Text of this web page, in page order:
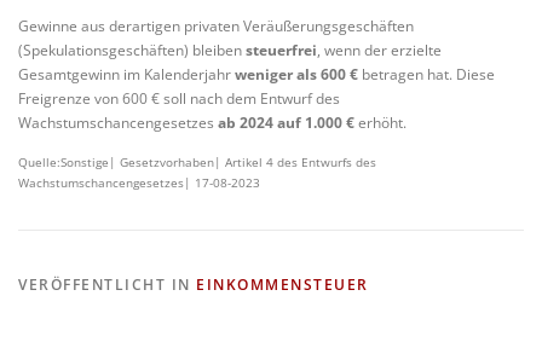
Gewinne aus derartigen privaten Veräußerungsgeschäften
(Spekulationsgeschäften) bleibensteuerfrei, wenn der erzielte
Gesamtgewinn im Kalenderjahrweniger als 600 € betragen hat. Diese
Freigrenze von 600 € soll nach dem Entwurf des
Wachstumschancengesetzes ab 2024 auf 1.000 €erhöht.
Quelle:Sonstige| Gesetzvorhaben| Artikel 4 des Entwurfs des
Wachstumschancengesetzes| 17-08-2023
VERÖFFENTLICHT IN EINKOMMENSTEUER